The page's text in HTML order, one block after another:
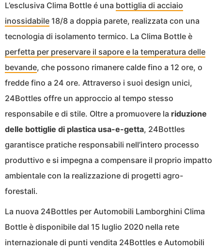
L’esclusiva Clima Bottle é una bottiglia di acciaio
inossidabile 18/8 a doppia parete, realizzata con una
tecnologia di isolamento termico. La Clima Bottle è
perfetta per preservare il sapore e la temperatura delle
bevande, che possono rimanere calde fino a 12 ore, o
fredde fino a 24 ore. Attraverso i suoi design unici,
24Bottles offre un approccio al tempo stesso
responsabile e di stile. Oltre a promuovere la riduzione
delle bottiglie di plastica usa-e-getta, 24Bottles
garantisce pratiche responsabili nell’intero processo
produttivo e si impegna a compensare il proprio impatto
ambientale con la realizzazione di progetti agro-
forestali.
La nuova 24Bottles per Automobili Lamborghini Clima
Bottle è disponibile dal 15 luglio 2020 nella rete
internazionale di punti vendita 24Bottles e Automobili